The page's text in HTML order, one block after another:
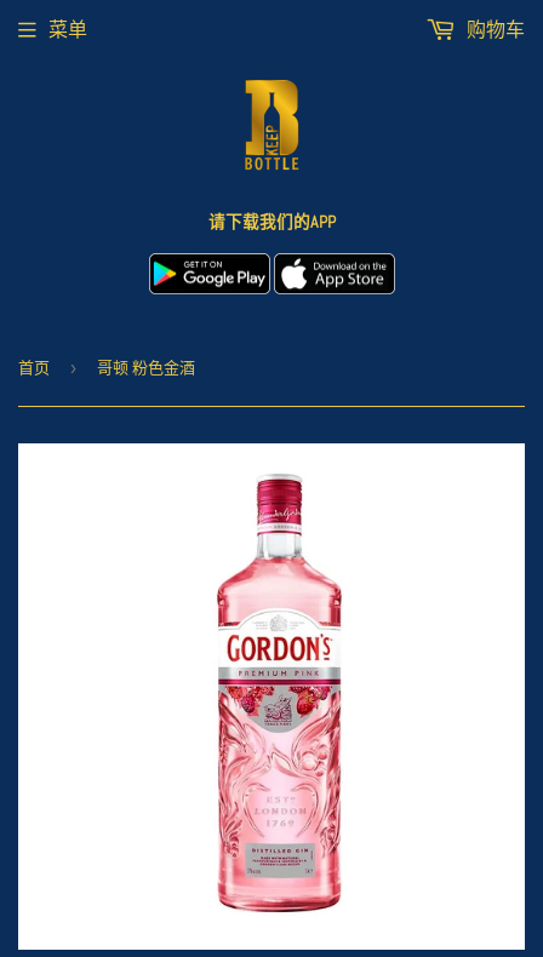
请下载我们的APP
菜单 购物车
首页 › 哥顿 粉色金酒